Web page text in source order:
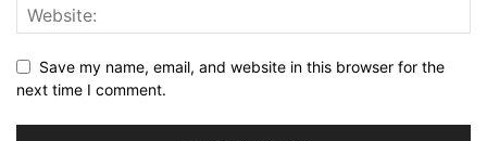
Save my name, email, and website in this browser for the
next time I comment.